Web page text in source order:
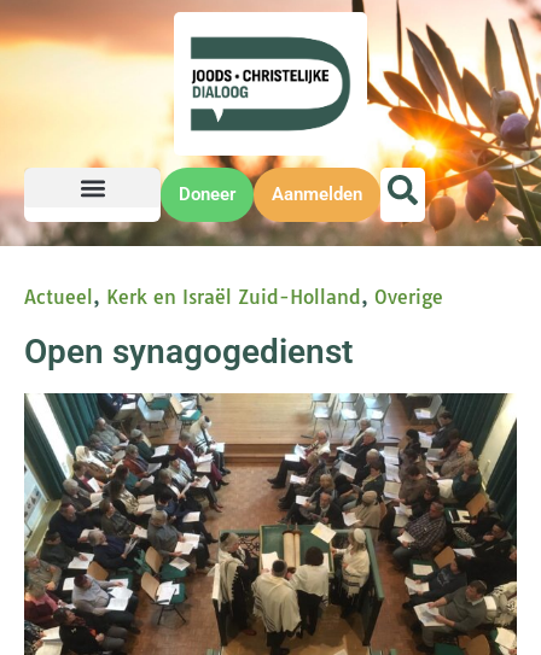
Doneer Aanmelden
Actueel , Kerk en Israël Zuid-Holland, Overige
Open synagogedienst